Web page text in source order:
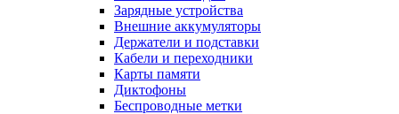
Зарядные устройства
Внешние аккумуляторы
Держатели и подставки
Кабели и переходники
Карты памяти
Диктофоны
Беспроводные метки